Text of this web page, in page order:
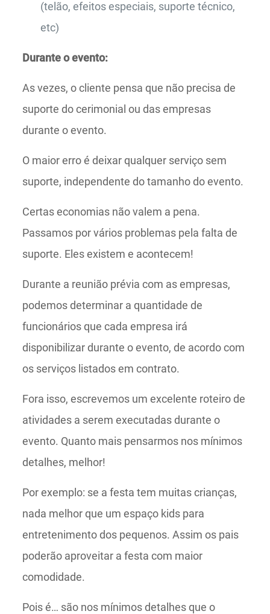
(telão, efeitos especiais, suporte técnico,
etc)
Durante o evento:
As vezes, o cliente pensa que não precisa de
suporte do cerimonial ou das empresas
durante o evento.
O maior erro é deixar qualquer serviço sem
suporte, independente do tamanho do evento.
Certas economias não valem a pena.
Passamos por vários problemas pela falta de
suporte. Eles existem e acontecem!
Durante a reunião prévia com as empresas,
podemos determinar a quantidade de
funcionários que cada empresa irá
disponibilizar durante o evento, de acordo com
os serviços listados em contrato.
Fora isso, escrevemos um excelente roteiro de
atividades a serem executadas durante o
evento. Quanto mais pensarmos nos mínimos
detalhes, melhor!
Por exemplo: se a festa tem muitas crianças,
nada melhor que um espaço kids para
entretenimento dos pequenos. Assim os pais
poderão aproveitar a festa com maior
comodidade.
Pois é… são nos mínimos detalhes que o